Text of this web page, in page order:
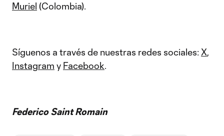
Muriel (Colombia).
Síguenos a través de nuestras redes sociales: X,
Instagram y Facebook.
Federico Saint Romain